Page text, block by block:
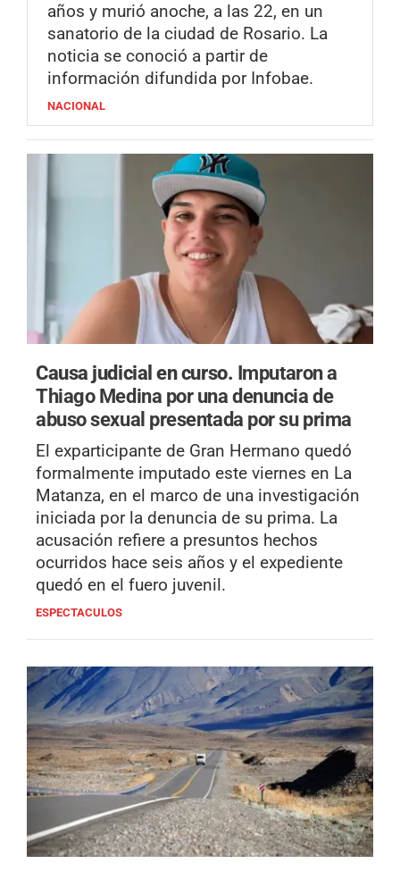
años y murió anoche, a las 22, en un
sanatorio de la ciudad de Rosario. La
noticia se conoció a partir de
información difundida por Infobae.
NACIONAL
Causa judicial en curso. Imputaron a
Thiago Medina por una denuncia de
abuso sexual presentada por su prima
El exparticipante de Gran Hermano quedó
formalmente imputado este viernes en La
Matanza, en el marco de una investigación
iniciada por la denuncia de su prima. La
acusación refiere a presuntos hechos
ocurridos hace seis años y el expediente
quedó en el fuero juvenil.
ESPECTACULOS